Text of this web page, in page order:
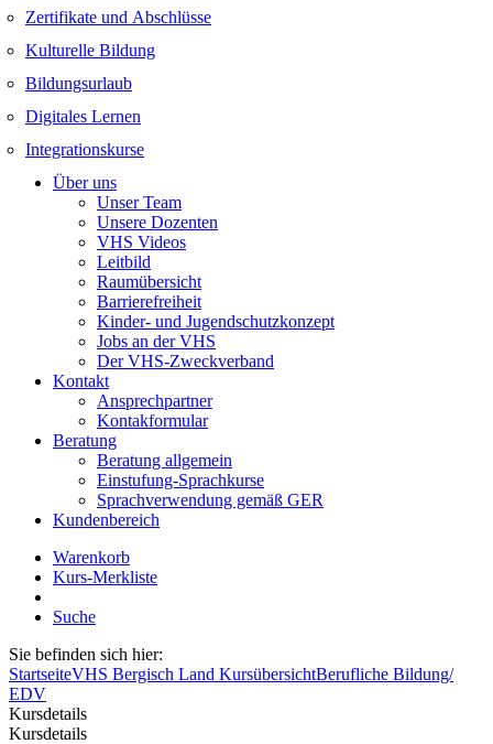
Zertifikate und Abschlüsse
Kulturelle Bildung
Bildungsurlaub
Digitales Lernen
Integrationskurse
Über uns
Unser Team
Unsere Dozenten
VHS Videos
Leitbild
Raumübersicht
Barrierefreiheit
Kinder- und Jugendschutzkonzept
Jobs an der VHS
Der VHS-Zweckverband
Kontakt
Ansprechpartner
Kontakformular
Beratung
Beratung allgemein
Einstufung-Sprachkurse
Sprachverwendung gemäß GER
Kundenbereich
Warenkorb
Kurs-Merkliste
Suche
Sie befinden sich hier:
StartseiteVHS Bergisch Land KursübersichtBerufliche Bildung/
EDV
Kursdetails
Kursdetails